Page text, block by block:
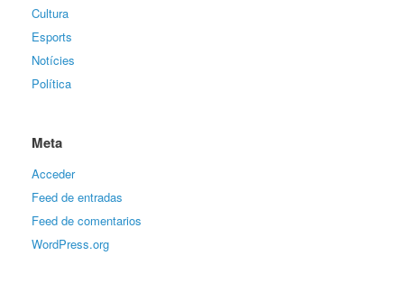
Cultura
Esports
Notícies
Política
Meta
Acceder
Feed de entradas
Feed de comentarios
WordPress.org